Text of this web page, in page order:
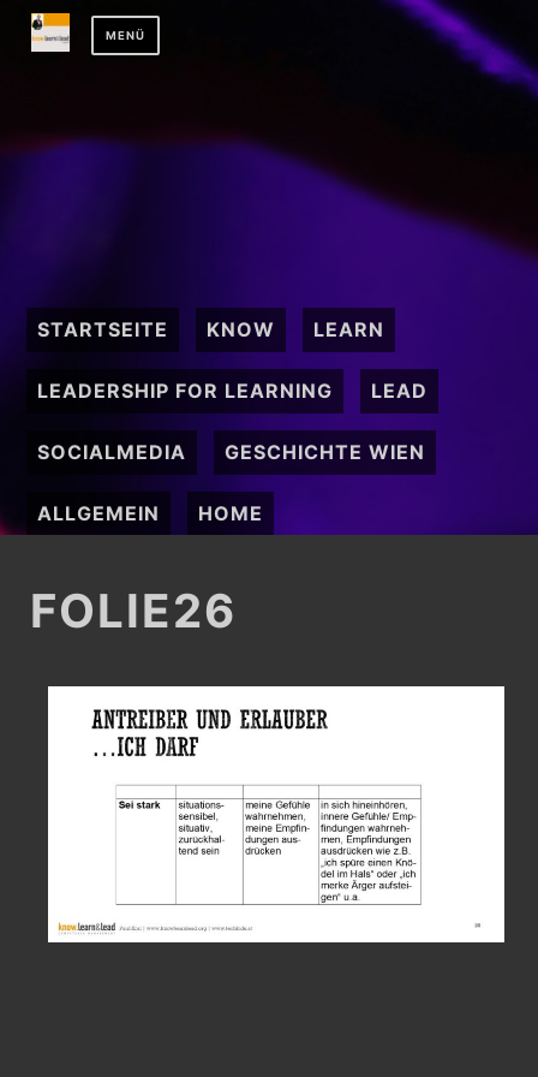
Zum
Inhalt
MENÜ
STARTSEITE KNOW LEARN
LEADERSHIP FOR LEARNING LEAD
SOCIALMEDIA GESCHICHTE WIEN
ALLGEMEIN HOME
FOLIE26